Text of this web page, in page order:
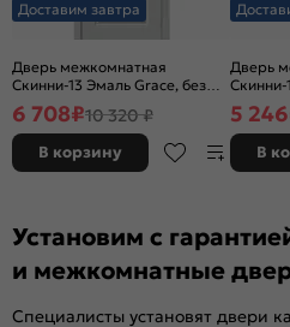
Доставим завтра
Дверь межкомнатная
Скинни-13 Эмаль Grace, без
декора, остекленная, white
сrystal, без кромки, скиновая
6 708₽10 320 ₽
В корзину
Дверь
Скинни-
декора,
без
5 246
В
Установим с
и межкомнатные
Специалисты установят двери